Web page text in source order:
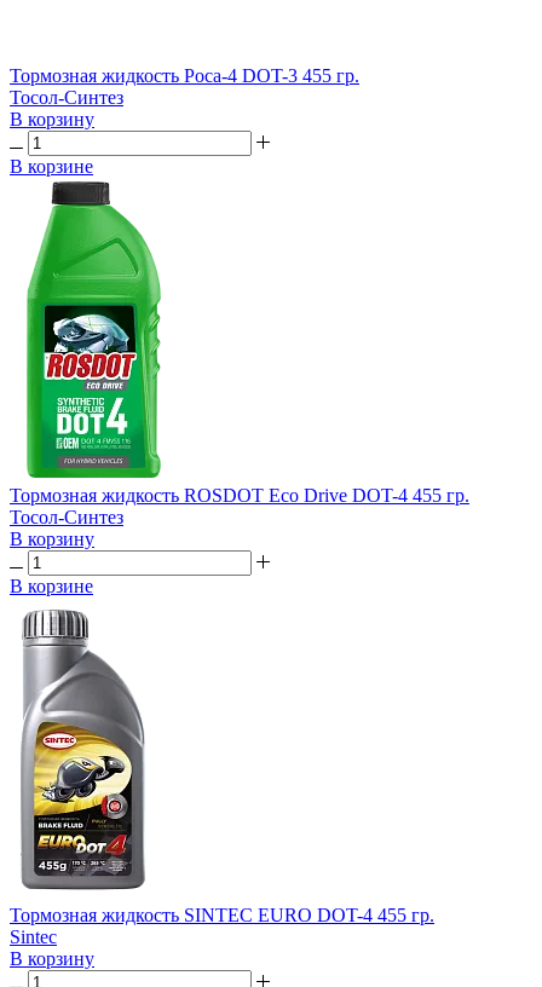
Тормозная жидкость Роса-4 DOT-3 455 гр.
Тосол-Синтез
В корзину
В корзине
Тормозная жидкость ROSDОТ Eco Drive DOT-4 455 гр.
Тосол-Синтез
В корзину
В корзине
Тормозная жидкость SINTEC EURO DOT-4 455 гр.
Sintec
В корзину